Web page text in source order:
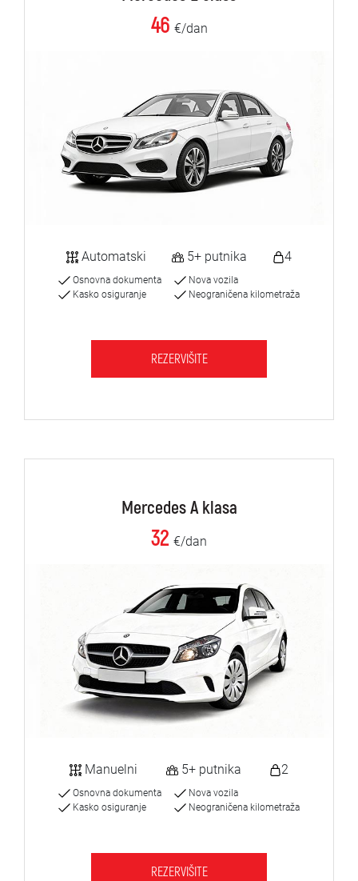
46 €/dan
Automatski 5+ putnika 4
Osnovna dokumenta
Kasko osiguranje
Nova vozila
Neograničena kilometraža
REZERVIŠITE
Mercedes A klasa
32 €/dan
Manuelni 5+ putnika 2
Osnovna dokumenta
Kasko osiguranje
Nova vozila
Neograničena kilometraža
REZERVIŠITE